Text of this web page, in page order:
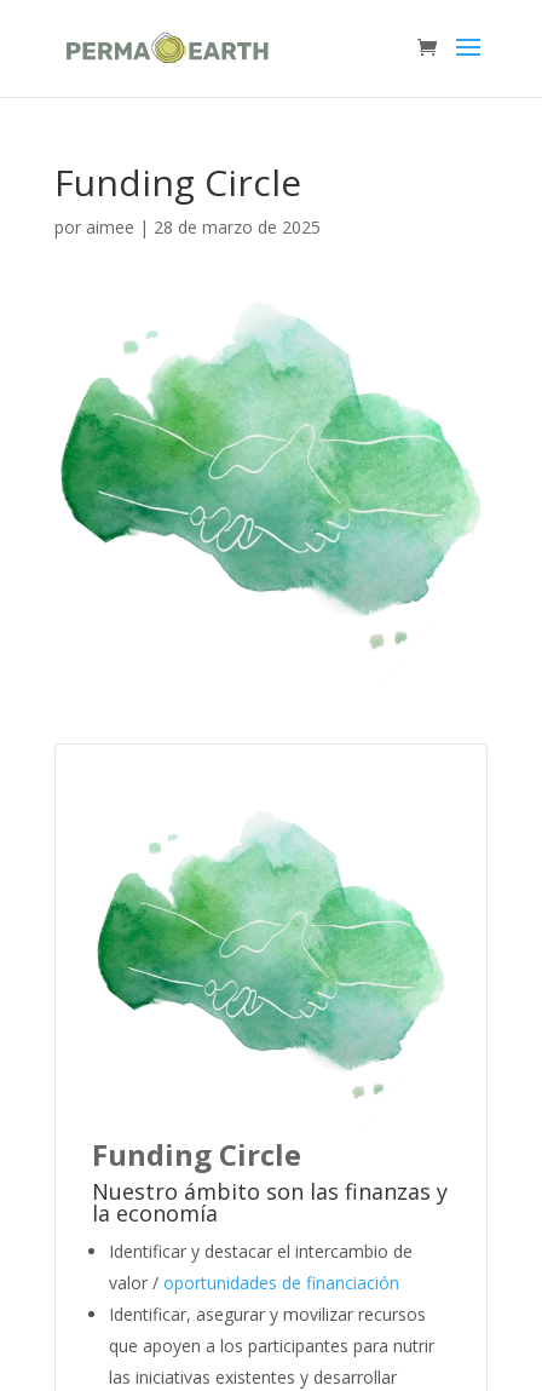
Funding Circle
por aimee | 28 de marzo de 2025
Funding Circle
Nuestro ámbito son las finanzas y
la economía
Identificar y destacar el intercambio de
valor /oportunidades de financiación
Identificar, asegurar y movilizar recursos
que apoyen a los participantes para nutrir
las iniciativas existentes y desarrollar